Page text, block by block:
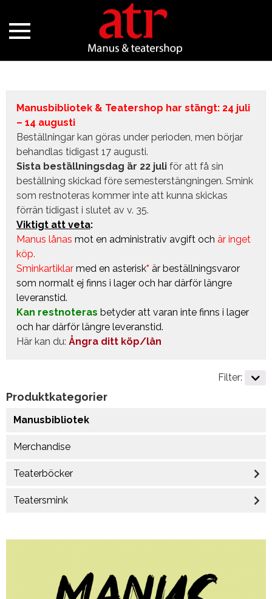
Manusbibliotek & Teatershop har stängt: 24 juli
– 14 augusti
Beställningar kan göras under perioden, men börjar
behandlas tidigast 17 augusti.
Sista beställningsdag är 22 juli för att få sin
beställning skickad före semesterstängningen. Smink
som restnoteras kommer inte att kunna skickas
förrän tidigast i slutet av v. 35.
Viktigt att veta:
Manus lånas mot en administrativ avgift och är inget
köp.
Sminkartiklar med en asterisk* är beställningsvaror
som normalt ej finns i lager och har därför längre
leveranstid.
Kan restnoteras betyder att varan inte finns i lager
och har därför längre leveranstid.
Här kan du: Ångra ditt köp/lån
Produktkategorier
Manusbibliotek
Merchandise
Teaterböcker
Teatersmink
Filter: